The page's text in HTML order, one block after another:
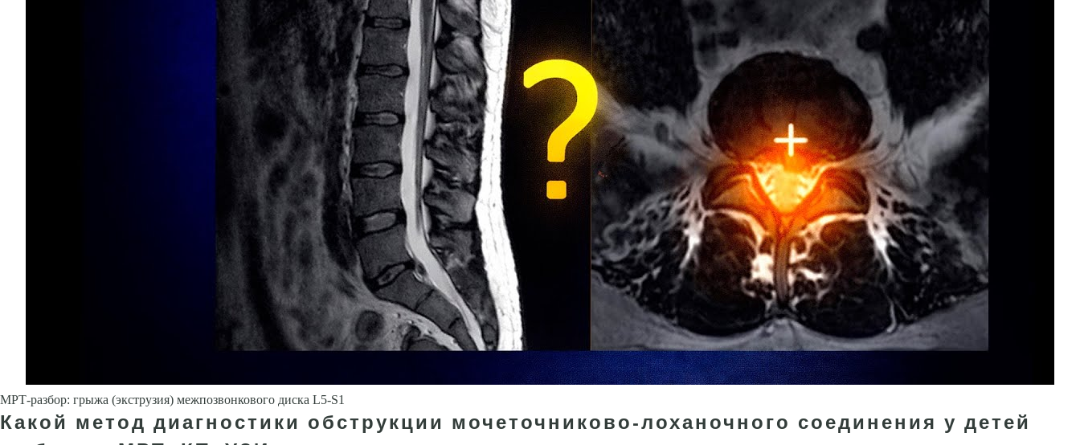
МРТ-разбор: грыжа (экструзия) межпозвонкового диска L5-S1
Какой метод диагностики обструкции мочеточниково-лоханочного соединения у детей